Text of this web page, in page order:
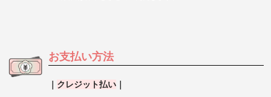
お支払い方法
クレジット払い